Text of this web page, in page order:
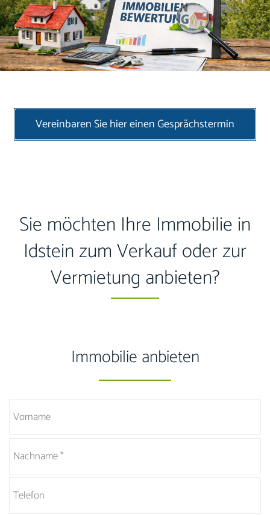
Vereinbaren Sie hier einen Gesprächstermin
Sie möchten Ihre Immobilie in
Idstein zum Verkauf oder zur
Vermietung anbieten?
Immobilie anbieten